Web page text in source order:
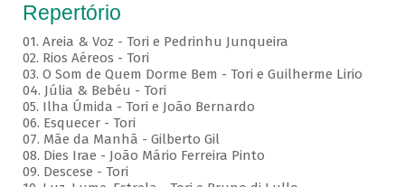
Repertório
01. Areia & Voz - Tori e Pedrinhu Junqueira
02. ⁠Rios Aéreos - Tori
03. O Som de Quem Dorme Bem - Tori e Guilherme Lirio
04. Júlia & Bebéu - Tori
05. Ilha Úmida - Tori e João Bernardo
06. Esquecer - Tori
07. Mãe da Manhã - Gilberto Gil
08. Dies Irae - João Mário Ferreira Pinto
09. Descese - Tori